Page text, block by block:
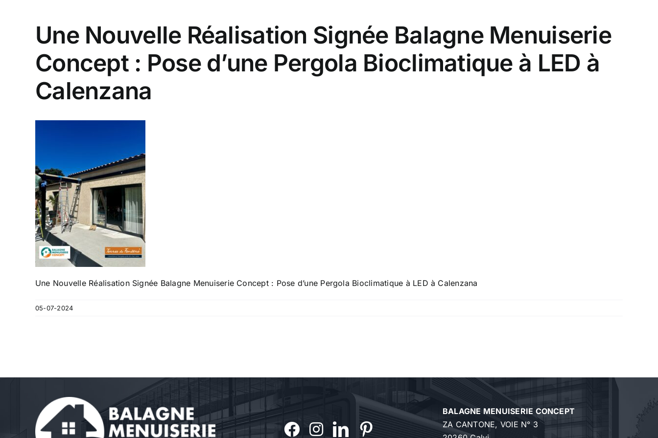
Une Nouvelle Réalisation Signée Balagne Menuiserie
Concept : Pose d’une Pergola Bioclimatique à LED à
Calenzana
Une Nouvelle Réalisation Signée Balagne Menuiserie Concept : Pose d’une Pergola Bioclimatique à LED à Calenzana
05-07-2024
BALAGNE MENUISERIE CONCEPT
ZA CANTONE, VOIE N° 3